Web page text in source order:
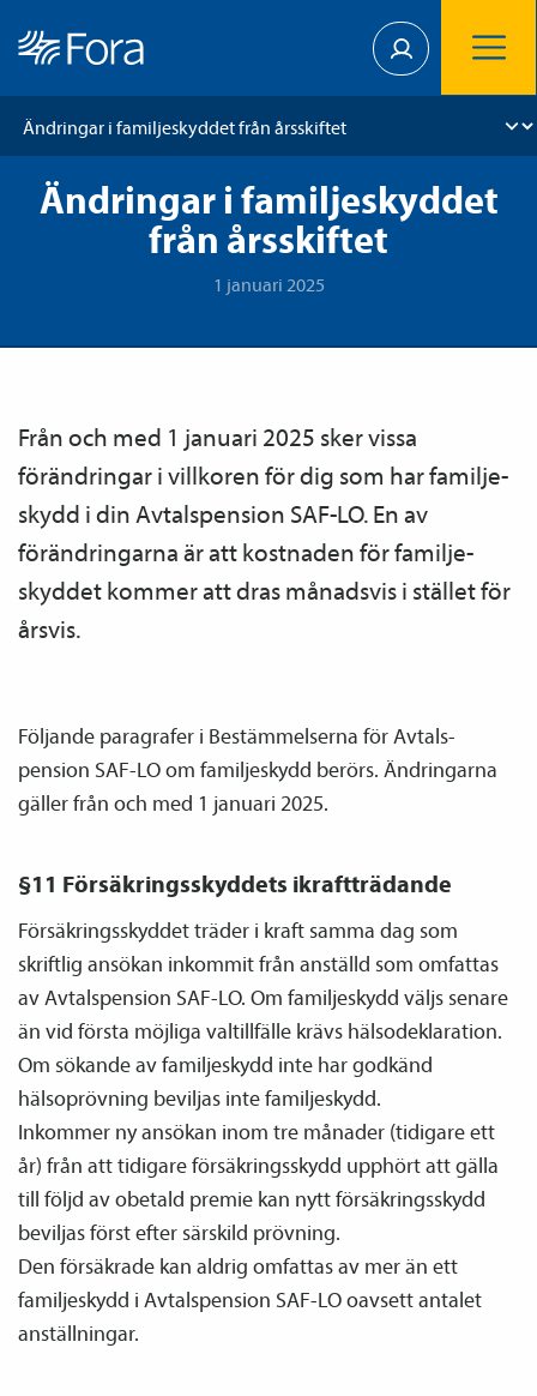
Ändringar i familjeskyddet
från årsskiftet
1 januari 2025
Från och med 1 januari 2025 sker vissa
förändringar i villkoren för dig som har familje­
skydd i din Avtals­pension SAF-LO. En av
förändringarna är att kostnaden för familje­
skyddet kommer att dras månadsvis i stället för
årsvis.
Följande paragrafer i Bestämmelserna för Avtals­
pension SAF-LO om familje­skydd berörs. Ändringarna
gäller från och med 1 januari 2025.
§11 Försäkringsskyddets ikraftträdande
Försäkringsskyddet träder i kraft samma dag som
skriftlig ansökan inkommit från anställd som omfattas
av Avtals­pension SAF-LO. Om familje­skydd väljs senare
än vid första möjliga valtillfälle krävs hälsodeklaration.
Om sökande av familje­skydd inte har godkänd
hälsoprövning beviljas inte familje­skydd.
Inkommer ny ansökan inom tre månader (tidigare ett
år) från att tidigare försäkringsskydd upphört att gälla
till följd av obetald premie kan nytt försäkringsskydd
beviljas först efter särskild prövning.
Den försäkrade kan aldrig omfattas av mer än ett
familje­skydd i Avtals­pension SAF-LO oavsett antalet
anställningar.